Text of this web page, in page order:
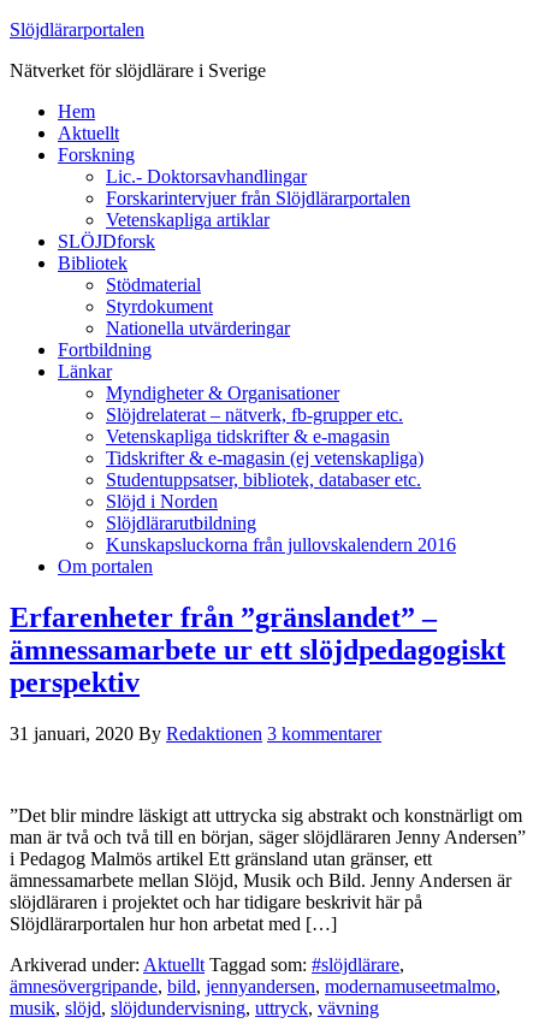
Slöjdlärarportalen
Nätverket för slöjdlärare i Sverige
Hem
Aktuellt
Forskning
Lic.- Doktorsavhandlingar
Forskarintervjuer från Slöjdlärarportalen
Vetenskapliga artiklar
SLÖJDforsk
Bibliotek
Stödmaterial
Styrdokument
Nationella utvärderingar
Fortbildning
Länkar
Myndigheter & Organisationer
Slöjdrelaterat – nätverk, fb-grupper etc.
Vetenskapliga tidskrifter & e-magasin
Tidskrifter & e-magasin (ej vetenskapliga)
Studentuppsatser, bibliotek, databaser etc.
Slöjd i Norden
Slöjdlärarutbildning
Kunskapsluckorna från jullovskalendern 2016
Om portalen
Erfarenheter från ”gränslandet” –
ämnessamarbete ur ett slöjdpedagogiskt
perspektiv
31 januari, 2020 By Redaktionen 3 kommentarer
”Det blir mindre läskigt att uttrycka sig abstrakt och konstnärligt om
man är två och två till en början, säger slöjdläraren Jenny Andersen”
i Pedagog Malmös artikel Ett gränsland utan gränser, ett
ämnessamarbete mellan Slöjd, Musik och Bild. Jenny Andersen är
slöjdläraren i projektet och har tidigare beskrivit här på
Slöjdlärarportalen hur hon arbetat med […]
Arkiverad under: Aktuellt Taggad som: #slöjdlärare,
ämnesövergripande, bild, jennyandersen, modernamuseetmalmo,
musik, slöjd, slöjdundervisning, uttryck, vävning